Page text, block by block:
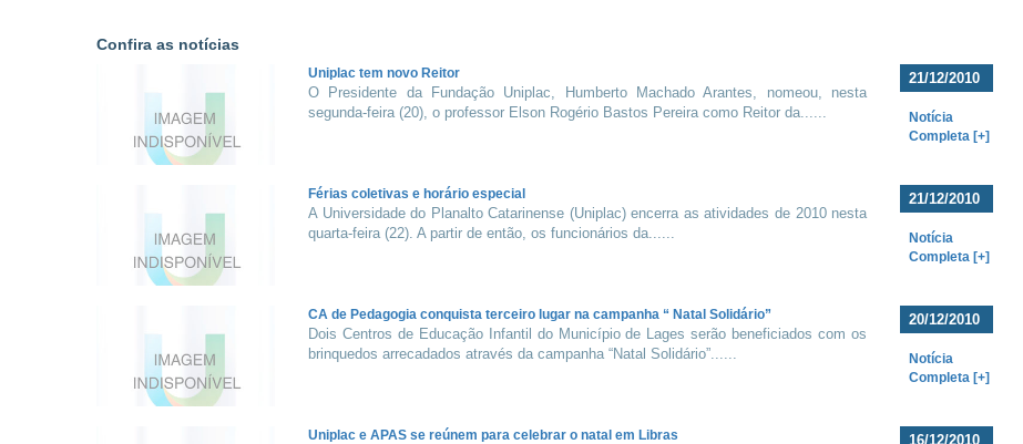
Confira as notícias
Uniplac tem novo Reitor
O Presidente da Fundação Uniplac, Humberto Machado Arantes, nomeou, nesta
segunda-feira (20), o professor Elson Rogério Bastos Pereira como Reitor da......
21/12/2010
Notícia
Completa [+]
Férias coletivas e horário especial
A Universidade do Planalto Catarinense (Uniplac) encerra as atividades de 2010 nesta
quarta-feira (22). A partir de então, os funcionários da......
21/12/2010
Notícia
Completa [+]
CA de Pedagogia conquista terceiro lugar na campanha “ Natal Solidário”
Dois Centros de Educação Infantil do Município de Lages serão beneficiados com os
brinquedos arrecadados através da campanha “Natal Solidário”......
20/12/2010
Notícia
Completa [+]
Uniplac e APAS se reúnem para celebrar o natal em Libras 16/12/2010